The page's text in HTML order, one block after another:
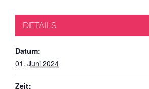
DETAILS
Datum:
01. Juni 2024
Zeit: